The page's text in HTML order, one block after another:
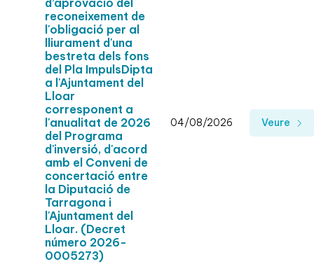
d’aprovació del
reconeixement de
l'obligació per al
lliurament d'una
bestreta dels fons
del Pla ImpulsDipta
a l'Ajuntament del
Lloar
corresponent a
l'anualitat de 2026
del Programa
d'inversió, d'acord
amb el Conveni de
concertació entre
la Diputació de
Tarragona i
l'Ajuntament del
Lloar. (Decret
número 2026-
0005273)
04/08/2026 Veure